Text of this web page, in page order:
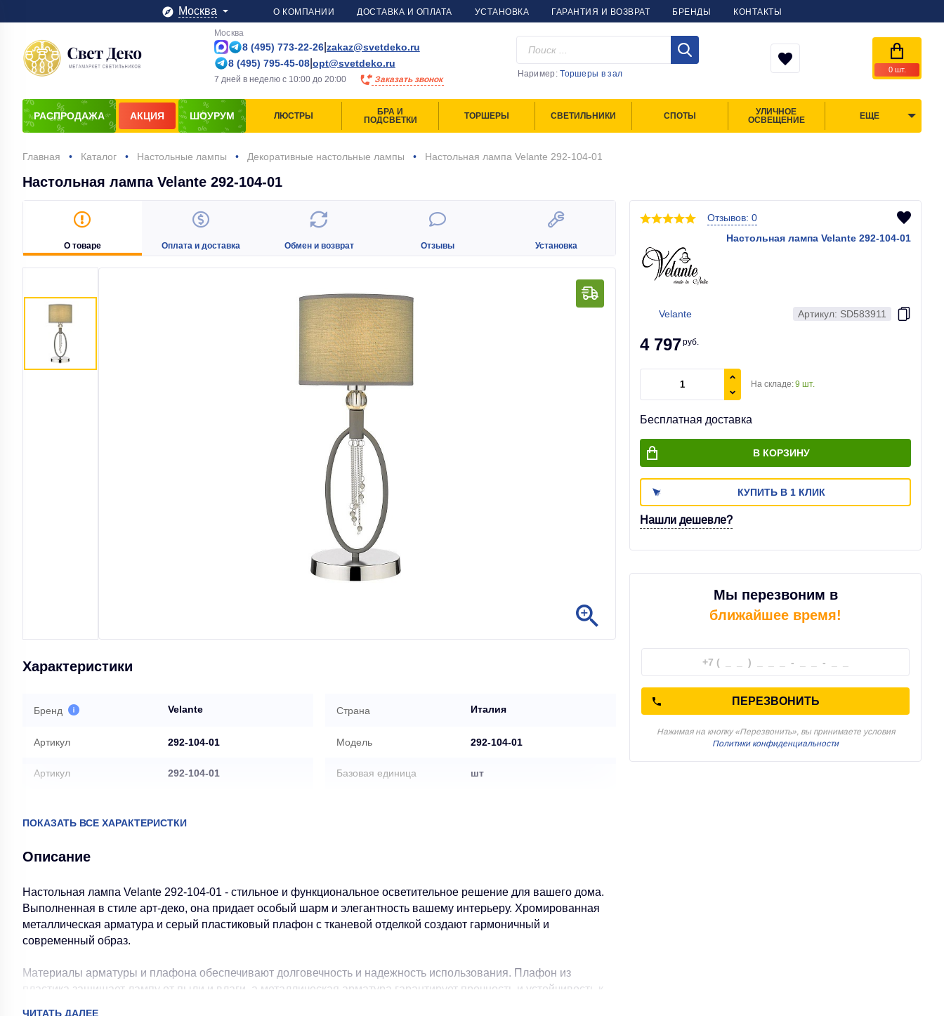
Москва О КОМПАНИИ ДОСТАВКА И ОПЛАТА УСТАНОВКА ГАРАНТИЯ И ВОЗВРАТ БРЕНДЫ КОНТАКТЫ
Москва
8 (495) 773-22-26| zakaz@svetdeko.ru
8 (495) 795-45-08| opt@svetdeko.ru
7 дней в неделю с 10:00 до 20:00 Заказать звонок
Наример:Торшеры в зал 0шт.
РАСПРОДАЖА АКЦИЯ ШОУРУМ ЛЮСТРЫ
БРА И
ПОДСВЕТКИ
ТОРШЕРЫ СВЕТИЛЬНИКИ СПОТЫ
УЛИЧНОЕ
ОСВЕЩЕНИЕ
ЕЩЕ
Главная Каталог Настольные лампы Декоративные настольные лампы Настольная лампа Velante 292-104-01
Настольная лампа Velante 292-104-01
О товаре Оплата и доставка Обмен и возврат Отзывы Установка
Характеристики
Бренд Velante Страна Италия
Артикул 292-104-01 Модель 292-104-01
Артикул 292-104-01 Базовая единица шт
Количество ламп, шт
ПОКАЗАТЬ ВСЕ ХАРАКТЕРИСТКИ
Описание
Настольная лампа Velante 292-104-01 - стильное и функциональное осветительное решение для вашего дома.
Выполненная в стиле арт-деко, она придает особый шарм и элегантность вашему интерьеру. Хромированная
металлическая арматура и серый пластиковый плафон с тканевой отделкой создают гармоничный и
современный образ.
Материалы арматуры и плафона обеспечивают долговечность и надежность использования. Плафон из
пластика защищает лампу от пыли и влаги, а металлическая арматура гарантирует прочность и устойчивость к
ЧИТАТЬ ДАЛЕЕ
Отзывов: 0
Velante
Настольная лампа Velante 292-104-01
Артикул: SD583911
4 797руб.
На складе:9 шт.
Бесплатная доставка
В КОРЗИНУ
КУПИТЬ В 1 КЛИК
Нашли дешевле?
Мы перезвоним в
ближайшее время!
ПЕРЕЗВОНИТЬ
Нажимая на кнопку «Перезвонить», вы принимаете условия
Политики конфиденциальности